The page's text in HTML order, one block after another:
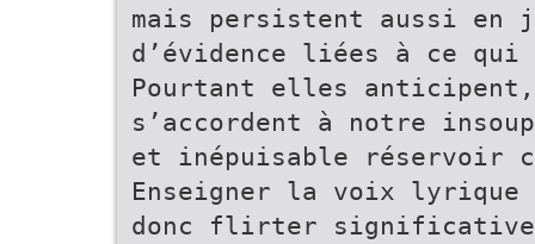
mais persistent aussi en
d’évidence liées à ce qui
Pourtant elles
s’accordent à notre
et inépuisable réservoir
Enseigner la voix
donc flirter